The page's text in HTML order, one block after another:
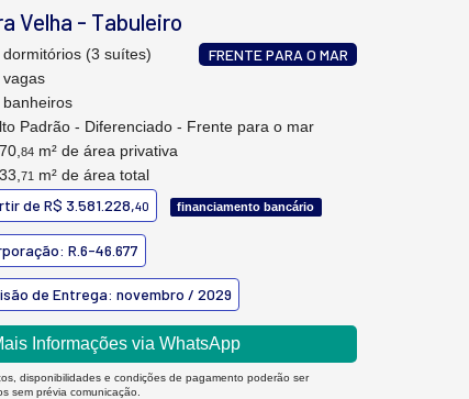
Velha - Tabuleiro
FRENTE PARA O MAR
dormitórios (3 suítes)
vagas
banheiros
Padrão - Diferenciado - Frente para o mar
84 m² de área privativa
71 m² de área total
de R$ 3.581.228,40 financiamento bancário
R.6-46.677
de Entrega: novembro / 2029
Informações via WhatsApp
disponibilidades e condições de pagamento poderão ser
sem prévia comunicação.